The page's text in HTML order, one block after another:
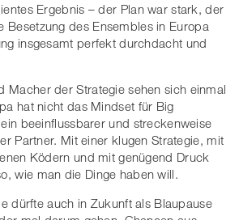
Ergebnis – der Plan war stark, der
Besetzung des Ensembles in Europa
insgesamt perfekt durchdacht und
Macher der Strategie sehen sich einmal
hat nicht das Mindset für Big
beeinflussbarer und streckenweise
Partner. Mit einer klugen Strategie, mit
Ködern und mit genügend Druck
wie man die Dinge haben will.
dürfte auch in Zukunft als Blaupause